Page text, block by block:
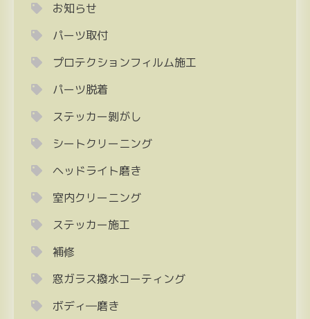
お知らせ
パーツ取付
プロテクションフィルム施工
パーツ脱着
ステッカー剝がし
シートクリーニング
ヘッドライト磨き
室内クリーニング
ステッカー施工
補修
窓ガラス撥水コーティング
ボディ―磨き